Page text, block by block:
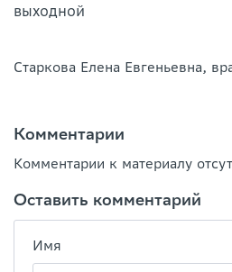
выходной
Старкова Елена Евгеньевна,
Комментарии
Комментарии к материалу
Оставить комментарий
Имя